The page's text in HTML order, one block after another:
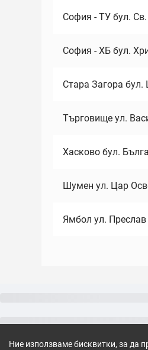
София - ТУ бул.
София - ХБ бул.
Стара Загора
Търговище ул.
Хасково бул.
Шумен ул. Цар
Ямбол ул. Преслав
Ние използваме бисквитки, за да